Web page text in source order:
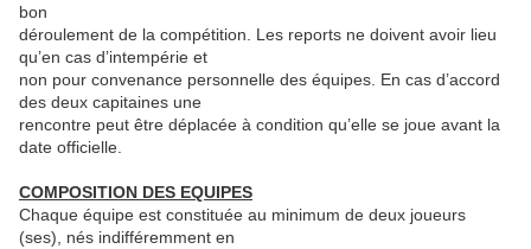
bon
déroulement de la compétition. Les reports ne doivent avoir lieu
qu’en cas d’intempérie et
non pour convenance personnelle des équipes. En cas d’accord
des deux capitaines une
rencontre peut être déplacée à condition qu’elle se joue avant la
date officielle.
COMPOSITION DES EQUIPES
Chaque équipe est constituée au minimum de deux joueurs
(ses), nés indifféremment en